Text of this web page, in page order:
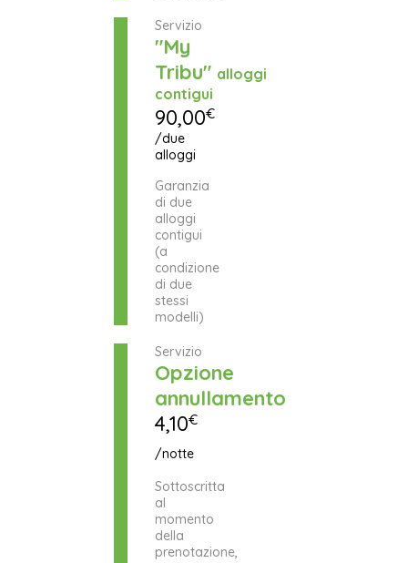
Servizio
"My
Tribu" alloggi
contigui
90,00€
/due
alloggi
Garanzia
di due
alloggi
contigui
(a
condizione
di due
stessi
modelli)
Servizio
Opzione
annullamento
4,10€
/notte
Sottoscritta
al
momento
della
prenotazione,